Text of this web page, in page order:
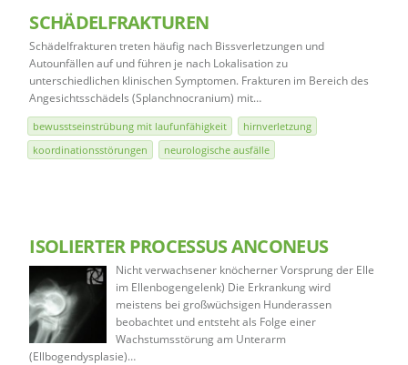
SCHÄDELFRAKTUREN
Schädelfrakturen treten häufig nach Bissverletzungen und
Autounfällen auf und führen je nach Lokalisation zu
unterschiedlichen klinischen Symptomen. Frakturen im Bereich des
Angesichtsschädels (Splanchnocranium) mit…
bewusstseinstrübung mit laufunfähigkeit
hirnverletzung
koordinationsstörungen
neurologische ausfälle
ISOLIERTER PROCESSUS ANCONEUS
Nicht verwachsener knöcherner Vorsprung der Elle
im Ellenbogengelenk) Die Erkrankung wird
meistens bei großwüchsigen Hunderassen
beobachtet und entsteht als Folge einer
Wachstumsstörung am Unterarm
(Ellbogendysplasie)…